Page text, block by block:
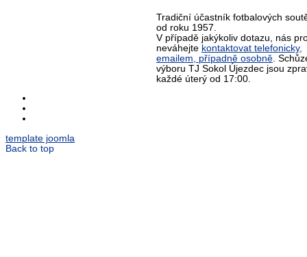
Tradiční účastník fotbalových
od roku 1957.
V případě jakýkoliv dotazu, nás
neváhejte kontaktovat telefonicky,
emailem, případně osobně .
výboru TJ Sokol Újezdec jsou
každé úterý od 17:00.
template joomla
Back to top